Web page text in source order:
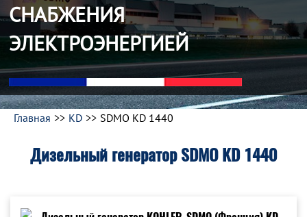
СНАБЖЕНИЯ
ЭЛЕКТРОЭНЕРГИЕЙ
Главная KD SDMO KD 1440
Дизельный генератор SDMO KD 1440